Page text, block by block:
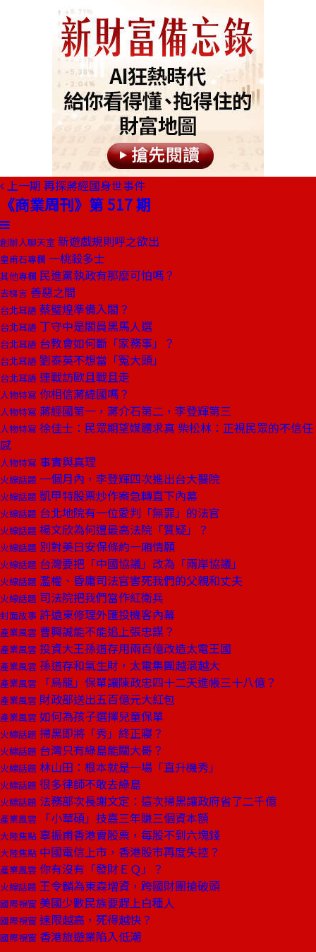
上一期 再探蔣經國身世事件
《商業周刊》第 517 期
創辦人聊天室 新遊戲規則呼之欲出
皇甫石專欄 一桃殺多士
其他專欄 民進黨執政有那麼可怕嗎？
去梯言 善惡之間
台北耳語 蔡璧煌準備入閣？
台北耳語 丁守中是閣員黑馬人選
台北耳語 台教會如何斷「家務事」？
台北耳語 劉泰英不想當「冤大頭」
台北耳語 連戰訪歐且戰且走
人物特寫 你相信蔣緯國嗎？
人物特寫 蔣經國第一，蔣介石第二，李登輝第三
人物特寫 徐佳士：民眾期望媒體求真 柴松林：正視民眾的不信任
感
人物特寫 事實與真理
火線話題 一個月內，李登輝四次進出台大醫院
火線話題 凱甲特股票炒作案急轉直下內幕
火線話題 台北地院有一位愛判「無罪」的法官
火線話題 楊文欣為何遭最高法院「質疑」？
火線話題 別對美日安保條約一廂情願
火線話題 台灣要把「中國協議」改為「兩岸協議」
火線話題 濫權、昏庸司法官害死我們的父親和丈夫
火線話題 司法院把我們當作紅衛兵
封面故事 許遠東修理外匯投機客內幕
產業風雲 曹興誠能不能追上張忠謀？
產業風雲 投資大王孫道存用兩百億改造太電王國
產業風雲 孫道存和氣生財，太電集團越滾越大
產業風雲 「烏龍」保單讓陳政忠四十二天進帳三十八億？
產業風雲 財政部送出五百億元大紅包
產業風雲 如何為孩子選擇兒童保單
火線話題 掃黑即將「秀」終正寢？
火線話題 台灣只有綠島能關大哥？
火線話題 林山田：根本就是一場「直升機秀」
火線話題 很多律師不敢去綠島
火線話題 法務部次長謝文定：這次掃黑讓政府省了二千億
產業風雲 「小華碩」技嘉三年賺三個資本額
大陸焦點 辜振甫香港賣股票，每股不到六塊錢
大陸焦點 中國電信上市，香港股市再度失控？
產業風雲 你有沒有「發財ＥＱ」？
火線話題 王令麟為東森增資，跨國財團搶破頭
國際視窗 美國少數民族要趕上白種人
國際視窗 速限越高，死得越快？
國際視窗 香港旅遊業陷入低潮